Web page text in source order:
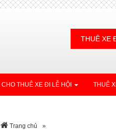
THUÊ XE
CHO THUÊ XE ĐI LỄ HỘI THUÊ
Trang chủ
»